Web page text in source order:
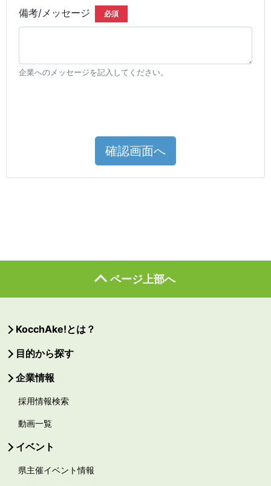
備考/メッセージ 必須
企業へのメッセージを記入してください。
確認画面へ
ページ上部へ
KocchAke!とは？
目的から探す
企業情報
採用情報検索
動画一覧
イベント
県主催イベント情報